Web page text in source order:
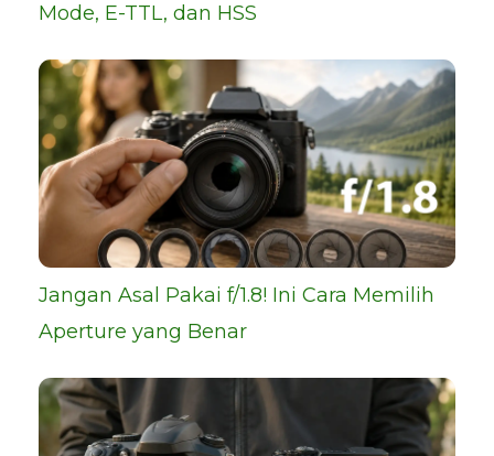
Mode, E-TTL, dan HSS
Jangan Asal Pakai f/1.8! Ini Cara Memilih
Aperture yang Benar